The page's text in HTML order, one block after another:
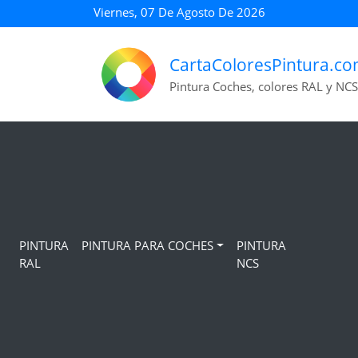
Viernes, 07 De Agosto De 2026
Pintura Coches, colores RAL y NCS
PINTURA
RAL
PINTURA PARA COCHES
PINTURA
NCS